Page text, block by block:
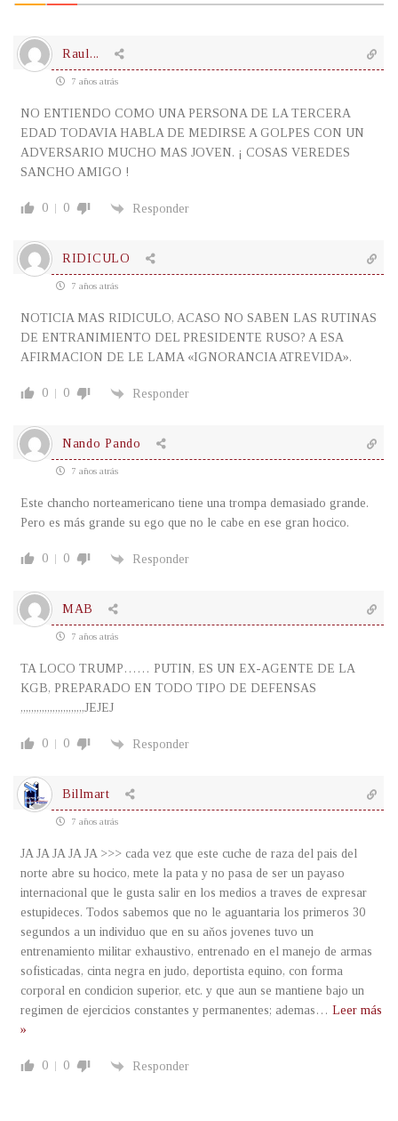
Raul...
7 años atrás
NO ENTIENDO COMO UNA PERSONA DE LA TERCERA
EDAD TODAVIA HABLA DE MEDIRSE A GOLPES CON UN
ADVERSARIO MUCHO MAS JOVEN. ¡ COSAS VEREDES
SANCHO AMIGO !
0 0 Responder
RIDICULO
7 años atrás
NOTICIA MAS RIDICULO, ACASO NO SABEN LAS RUTINAS
DE ENTRANIMIENTO DEL PRESIDENTE RUSO? A ESA
AFIRMACION DE LE LAMA «IGNORANCIA ATREVIDA».
0 0 Responder
Nando Pando
7 años atrás
Este chancho norteamericano tiene una trompa demasiado grande.
Pero es más grande su ego que no le cabe en ese gran hocico.
0 0 Responder
MAB
7 años atrás
TA LOCO TRUMP…… PUTIN, ES UN EX-AGENTE DE LA
KGB, PREPARADO EN TODO TIPO DE DEFENSAS
,,,,,,,,,,,,,,,,,,,,,,,,JEJEJ
0 0 Responder
Billmart
7 años atrás
JA JA JA JA JA >>> cada vez que este cuche de raza del pais del
norte abre su hocico, mete la pata y no pasa de ser un payaso
internacional que le gusta salir en los medios a traves de expresar
estupideces. Todos sabemos que no le aguantaria los primeros 30
segundos a un individuo que en su aňos jovenes tuvo un
entrenamiento militar exhaustivo, entrenado en el manejo de armas
sofisticadas, cinta negra en judo, deportista equino, con forma
corporal en condicion superior, etc. y que aun se mantiene bajo un
regimen de ejercicios constantes y permanentes; ademas … Leer más
»
0 0 Responder